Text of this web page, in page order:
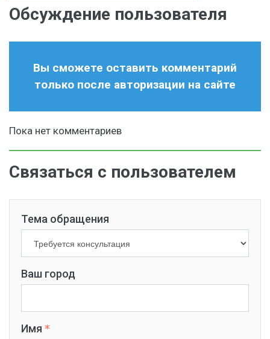
Обсуждение пользователя
Вы сможете оставить комментарий
только после авторизации на сайте
Пока нет комментариев
Связаться с пользователем
Тема обращения
Ваш город
Имя